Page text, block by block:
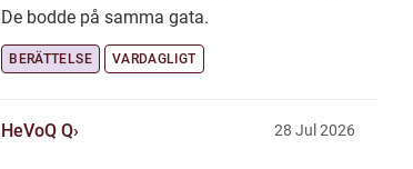
De bodde på samma gata.
BERÄTTELSE VARDAGLIGT
HeVoQ Q 28 Jul 2026